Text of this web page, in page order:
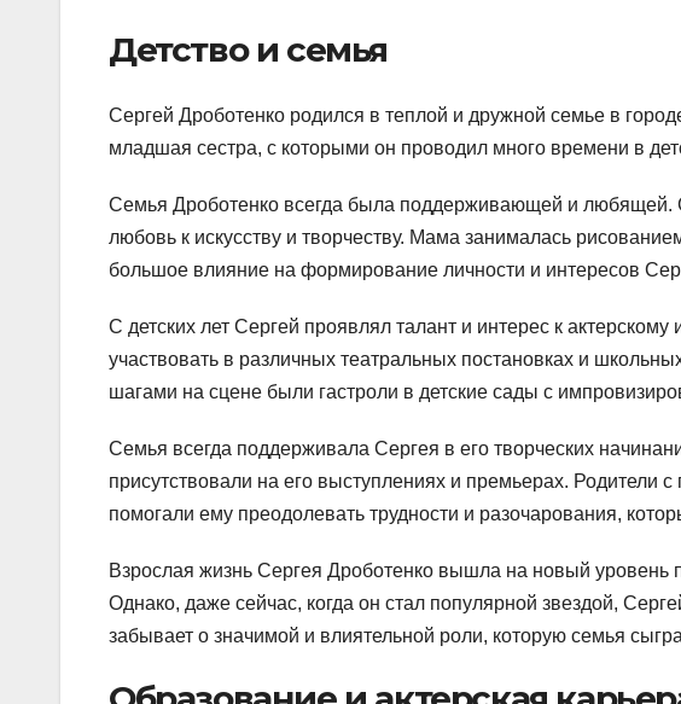
Детство и семья
Сергей Дроботенко родился в теплой и дружной семье в
младшая сестра, с которыми он проводил много времени в
Семья Дроботенко всегда была поддерживающей и любящей.
любовь к искусству и творчеству. Мама занималась
большое влияние на формирование личности и интересов
С детских лет Сергей проявлял талант и интерес к
участвовать в различных театральных постановках и
шагами на сцене были гастроли в детские сады с
Семья всегда поддерживала Сергея в его творческих
присутствовали на его выступлениях и премьерах. Родители
помогали ему преодолевать трудности и разочарования,
Взрослая жизнь Сергея Дроботенко вышла на новый уровень
Однако, даже сейчас, когда он стал популярной звездой,
забывает о значимой и влиятельной роли, которую семья